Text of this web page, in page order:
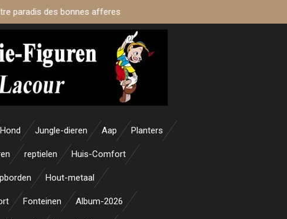
paradis des bonnes afferes
Hond Jungle-dieren Aap Planters
reptielen Huis-Comfort
Hout-metaal
Fonteinen Album-2026